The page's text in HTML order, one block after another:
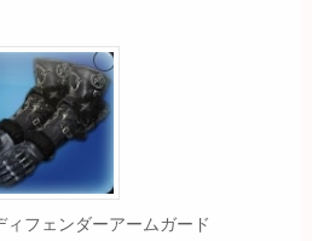
ィフェンダーアームガード